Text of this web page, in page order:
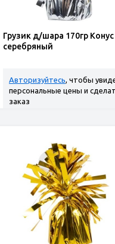
Грузик д/шара 170гр Конус
серебряный
Авторизуйтесь, чтобы
персональные цены и
заказ